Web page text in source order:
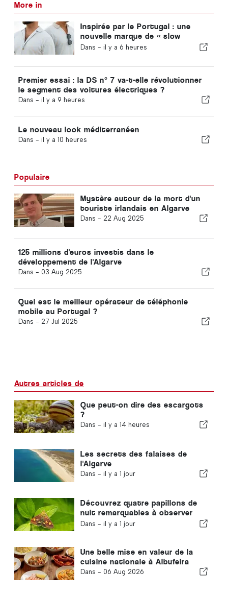
More in
Inspirée par le Portugal : une
nouvelle marque de « slow
fashion », VEMANO
Dans - il y a 6 heures
Premier essai : la DS n° 7 va-t-elle révolutionner
le segment des voitures électriques ?
Dans - il y a 9 heures
Le nouveau look méditerranéen
Dans - il y a 10 heures
Populaire
Mystère autour de la mort d'un
touriste irlandais en Algarve
Dans - 22 Aug 2025
125 millions d'euros investis dans le
développement de l'Algarve
Dans - 03 Aug 2025
Quel est le meilleur opérateur de téléphonie
mobile au Portugal ?
Dans - 27 Jul 2025
Autres articles de
Que peut-on dire des escargots
?
Dans - il y a 14 heures
Les secrets des falaises de
l'Algarve
Dans - il y a 1 jour
Découvrez quatre papillons de
nuit remarquables à observer
dans votre jardin
Dans - il y a 1 jour
Une belle mise en valeur de la
cuisine nationale à Albufeira
Dans - 06 Aug 2026